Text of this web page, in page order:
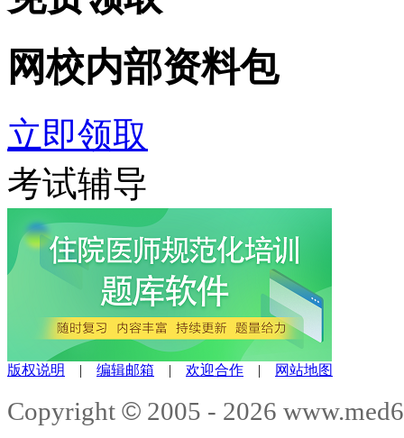
网校内部资料包
立即领取
考试辅导
版权说明 编辑邮箱 欢迎合作 网站地图
Copyright © 2005 - 2026